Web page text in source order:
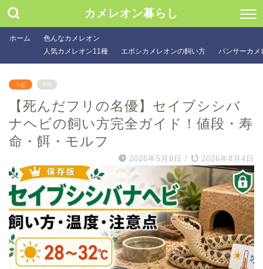
カメレオン暮らし
ホーム
色んなカメレオン
人気カメレオン11種
エボシカメレオンの飼い方 パンサーカメ
ヘビ PR
【死んだフリの名優】セイブシシバ
ナヘビの飼い方完全ガイド！値段・寿
命・餌・モルフ
2026年5月8日 / 2026年8月4日